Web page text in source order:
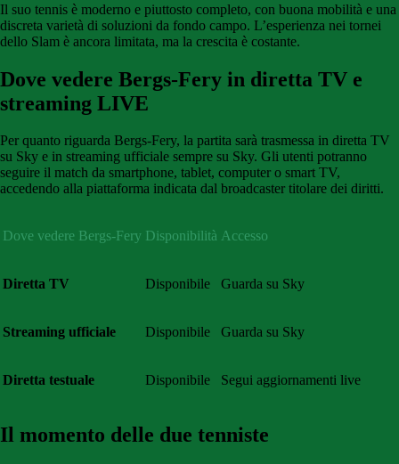
Il suo tennis è moderno e piuttosto completo, con buona mobilità e una
discreta varietà di soluzioni da fondo campo. L’esperienza nei tornei
dello Slam è ancora limitata, ma la crescita è costante.
Dove vedere Bergs-Fery in diretta TV e
streaming LIVE
Per quanto riguarda Bergs-Fery, la partita sarà trasmessa in diretta TV
su Sky e in streaming ufficiale sempre su Sky. Gli utenti potranno
seguire il match da smartphone, tablet, computer o smart TV,
accedendo alla piattaforma indicata dal broadcaster titolare dei diritti.
Dove vedere Bergs-Fery Disponibilità Accesso
Diretta TV Disponibile Guarda su Sky
Streaming ufficiale Disponibile Guarda su Sky
Diretta testuale Disponibile Segui aggiornamenti live
Il momento delle due tenniste